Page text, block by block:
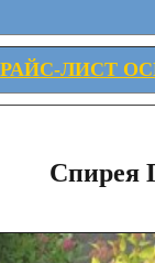
ЛИСТ
Спирея